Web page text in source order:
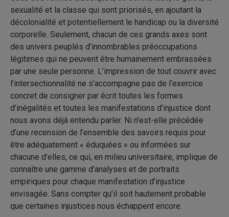
sexualité et la classe qui sont priorisés, en ajoutant la
décolonialité et potentiellement le handicap ou la diversité
corporelle. Seulement, chacun de ces grands axes sont
des univers peuplés d’innombrables préoccupations
légitimes qui ne peuvent être humainement embrassées
par une seule personne. L’impression de tout couvrir avec
l’intersectionnalité ne s’accompagne pas de l’exercice
concret de consigner par écrit toutes les formes
d’inégalités et toutes les manifestations d’injustice dont
nous avons déjà entendu parler. Ni n’est-elle précédée
d’une recension de l’ensemble des savoirs requis pour
être adéquatement « éduquées » ou informées sur
chacune d’elles, ce qui, en milieu universitaire, implique de
connaître une gamme d’analyses et de portraits
empiriques pour chaque manifestation d’injustice
envisagée. Sans compter qu’il soit hautement probable
que certaines injustices nous échappent encore.